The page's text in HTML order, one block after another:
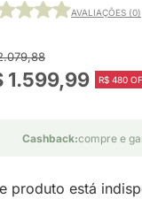
AVALIAÇÕES (0)
1.599,99 R$ 480
Cashback:compre e
produto está